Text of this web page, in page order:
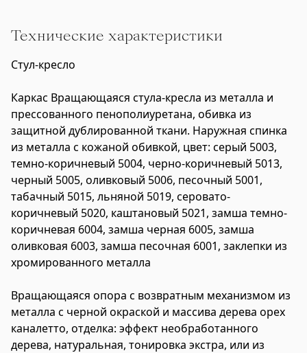
Технические характеристики
Стул-кресло
Каркас Вращающаяся стула-кресла из металла и
прессованного пенополиуретана, обивка из
защитной дублированной ткани. Наружная спинка
из металла с кожаной обивкой, цвет: серый 5003,
темно-коричневый 5004, черно-коричневый 5013,
черный 5005, оливковый 5006, песочный 5001,
табачный 5015, льняной 5019, серовато-
коричневый 5020, каштановый 5021, замша темно-
коричневая 6004, замша черная 6005, замша
оливковая 6003, замша песочная 6001, заклепки из
хромированного металла
Вращающаяся опора с возвратным механизмом из
металла с черной окраской и массива дерева орех
каналетто, отделка: эффект необработанного
дерева, натуральная, тонировка экстра, или из